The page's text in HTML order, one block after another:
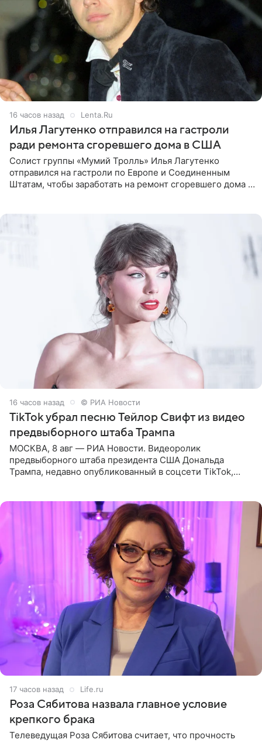
16 часов назад Lenta.Ru
Илья Лагутенко отправился на гастроли
ради ремонта сгоревшего дома в США
Солист группы «Мумий Тролль» Илья Лагутенко
отправился на гастроли по Европе и Соединенным
Штатам, чтобы заработать на ремонт сгоревшего дома в
16 часов назад © РИА Новости
TikTok убрал песню Тейлор Свифт из видео
предвыборного штаба Трампа
МОСКВА, 8 авг — РИА Новости. Видеоролик
предвыборного штаба президента США Дональда
Трампа, недавно опубликованный в соцсети TikTok,
17 часов назад Life.ru
Роза Сябитова назвала главное условие
крепкого брака
Телеведущая Роза Сябитова считает, что прочность